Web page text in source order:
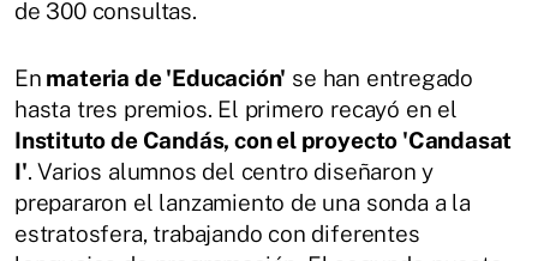
de 300 consultas.
En materia de 'Educación' se han entregado
hasta tres premios. El primero recayó en el
Instituto de Candás, con el proyecto 'Candasat
I'. Varios alumnos del centro diseñaron y
prepararon el lanzamiento de una sonda a la
estratosfera, trabajando con diferentes